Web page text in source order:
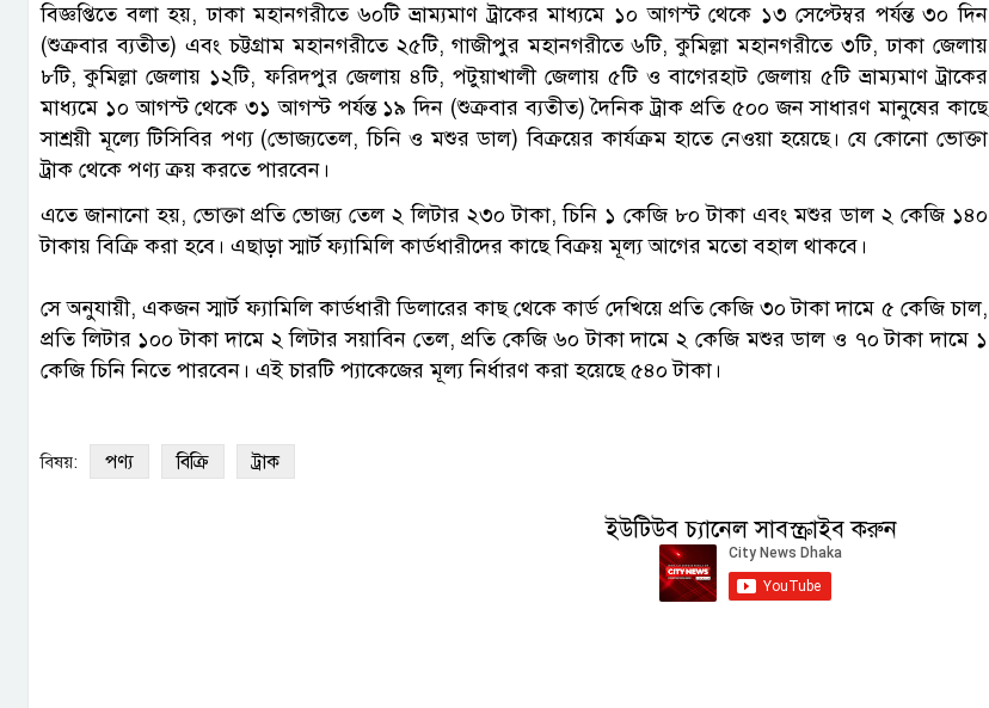
বিজ্ঞপ্তিতে বলা হয়, ঢাকা মহানগরীতে ৬০টি ভ্রাম্যমাণ ট্রাকের মাধ্যমে ১০ আগস্ট থেকে ১৩ সেপ্টেম্বর পর্যন্ত ৩০ দিন
(শুক্রবার ব্যতীত) এবং চট্টগ্রাম মহানগরীতে ২৫টি, গাজীপুর মহানগরীতে ৬টি, কুমিল্লা মহানগরীতে ৩টি, ঢাকা জেলায়
৮টি, কুমিল্লা জেলায় ১২টি, ফরিদপুর জেলায় ৪টি, পটুয়াখালী জেলায় ৫টি ও বাগেরহাট জেলায় ৫টি ভ্রাম্যমাণ ট্রাকের
মাধ্যমে ১০ আগস্ট থেকে ৩১ আগস্ট পর্যন্ত ১৯ দিন (শুক্রবার ব্যতীত) দৈনিক ট্রাক প্রতি ৫০০ জন সাধারণ মানুষের কাছে
সাশ্রয়ী মূল্যে টিসিবির পণ্য (ভোজ্যতেল, চিনি ও মশুর ডাল) বিক্রয়ের কার্যক্রম হাতে নেওয়া হয়েছে। যে কোনো ভোক্তা
ট্রাক থেকে পণ্য ক্রয় করতে পারবেন।
এতে জানানো হয়, ভোক্তা প্রতি ভোজ্য তেল ২ লিটার ২৩০ টাকা, চিনি ১ কেজি ৮০ টাকা এবং মশুর ডাল ২ কেজি ১৪০
টাকায় বিক্রি করা হবে। এছাড়া স্মার্ট ফ্যামিলি কার্ডধারীদের কাছে বিক্রয় মূল্য আগের মতো বহাল থাকবে।
সে অনুযায়ী, একজন স্মার্ট ফ্যামিলি কার্ডধারী ডিলারের কাছ থেকে কার্ড দেখিয়ে প্রতি কেজি ৩০ টাকা দামে ৫ কেজি চাল,
প্রতি লিটার ১০০ টাকা দামে ২ লিটার সয়াবিন তেল, প্রতি কেজি ৬০ টাকা দামে ২ কেজি মশুর ডাল ও ৭০ টাকা দামে ১
কেজি চিনি নিতে পারবেন। এই চারটি প্যাকেজের মূল্য নির্ধারণ করা হয়েছে ৫৪০ টাকা।
বিষয়: পণ্য বিক্রি ট্রাক
ইউটিউব চ্যানেল সাবস্ক্রাইব করুন